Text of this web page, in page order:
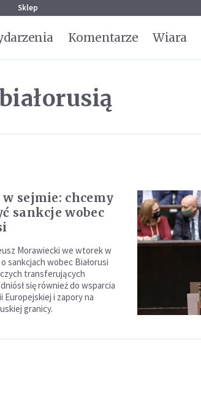
Sklep
Komentarze Wiara
sejmie: chcemy
sankcje wobec
Morawiecki we wtorek w
sankcjach wobec Białorusi
transferujących
się również do wsparcia
Europejskiej i zapory na
granicy.